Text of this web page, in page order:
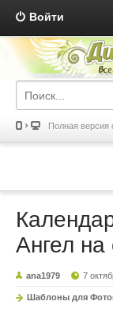
Войти
Полная версия
Ангел на
ana1979 7
Шаблоны для